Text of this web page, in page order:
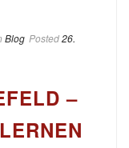
Blog Posted26.
–